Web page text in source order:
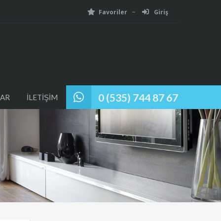
Favoriler Giriş
0 (535) 744 87 67
İLETİŞİM